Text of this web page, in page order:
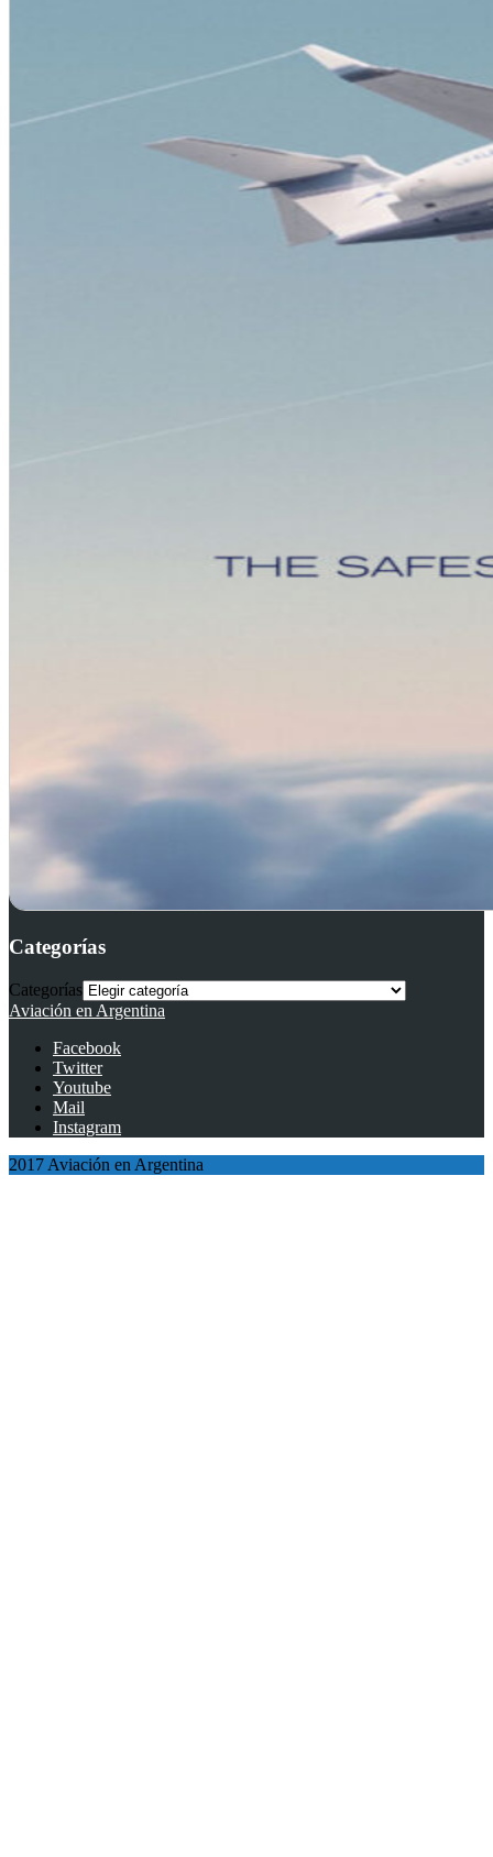
Categorías
Categorías
Aviación en Argentina
Facebook
Twitter
Youtube
Mail
Instagram
2017 Aviación en Argentina